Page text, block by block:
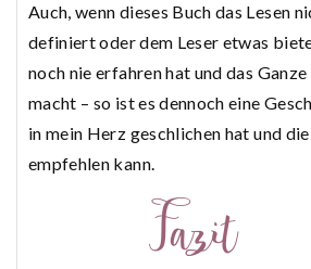
Auch, wenn dieses Buch das Lesen
definiert oder dem Leser etwas
noch nie erfahren hat und das
macht – so ist es dennoch eine
in mein Herz geschlichen hat und
empfehlen kann.